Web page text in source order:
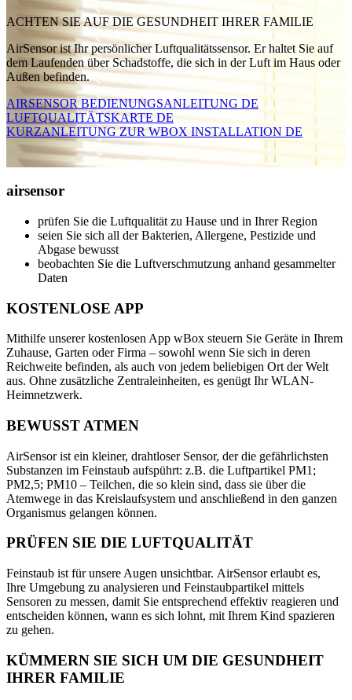
ACHTEN SIE AUF DIE GESUNDHEIT IHRER FAMILIE
AirSensor ist Ihr persönlicher Luftqualitätssensor. Er haltet Sie auf
dem Laufenden über Schadstoffe, die sich in der Luft im Haus oder
Außen befinden.
AIRSENSOR BEDIENUNGSANLEITUNG DE
LUFTQUALITÄTSKARTE DE
KURZANLEITUNG ZUR WBOX INSTALLATION DE
airsensor
prüfen Sie die Luftqualität zu Hause und in Ihrer Region
seien Sie sich all der Bakterien, Allergene, Pestizide und
Abgase bewusst
beobachten Sie die Luftverschmutzung anhand gesammelter
Daten
KOSTENLOSE APP
Mithilfe unserer kostenlosen App wBox steuern Sie Geräte in Ihrem
Zuhause, Garten oder Firma – sowohl wenn Sie sich in deren
Reichweite befinden, als auch von jedem beliebigen Ort der Welt
aus. Ohne zusätzliche Zentraleinheiten, es genügt Ihr WLAN-
Heimnetzwerk.
BEWUSST ATMEN
AirSensor ist ein kleiner, drahtloser Sensor, der die gefährlichsten
Substanzen im Feinstaub aufspührt: z.B. die Luftpartikel PM1;
PM2,5; PM10 – Teilchen, die so klein sind, dass sie über die
Atemwege in das Kreislaufsystem und anschließend in den ganzen
Organismus gelangen können.
PRÜFEN SIE DIE LUFTQUALITÄT
Feinstaub ist für unsere Augen unsichtbar. AirSensor erlaubt es,
Ihre Umgebung zu analysieren und Feinstaubpartikel mittels
Sensoren zu messen, damit Sie entsprechend effektiv reagieren und
entscheiden können, wann es sich lohnt, mit Ihrem Kind spazieren
zu gehen.
KÜMMERN SIE SICH UM DIE GESUNDHEIT
IHRER FAMILIE